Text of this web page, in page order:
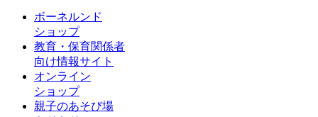
ボーネルンド
ショップ
教育・保育関係者
向け情報サイト
オンライン
ショップ
親子のあそび場